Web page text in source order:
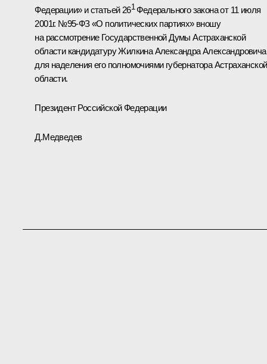
Федерации» и статьей 261Федерального закона от 11 июля
2001г. №95-ФЗ «О политических партиях» вношу
на рассмотрение Государственной Думы Астраханской
области кандидатуру Жилкина Александра Александровича
для наделения его полномочиями губернатора Астраханской
области.
Президент Российской Федерации
Д.Медведев